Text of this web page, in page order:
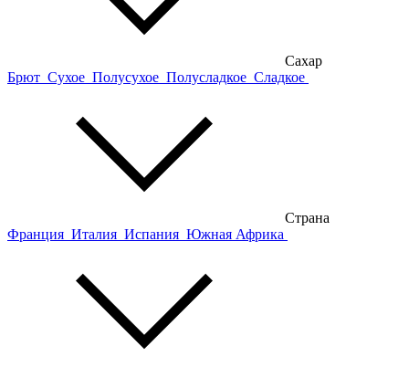
Сахар
Брют Сухое Полусухое Полусладкое Сладкое
Страна
Франция Италия Испания Южная Африка